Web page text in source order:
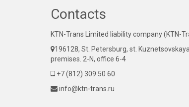
Contacts
KTN-Trans Limited liability company (KTN-
196128, St. Petersburg, st.
premises. 2-N, office 6-4
+7 (812) 309 50 60
info@ktn-trans.ru